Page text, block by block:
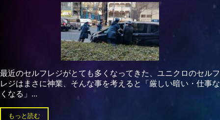
最近のセルフレジがとても多くなってきた、ユニクロのセルフ
レジはまさに神業、そんな事を考えると「厳しい暗い・仕事な
くなる」...
もっと読む